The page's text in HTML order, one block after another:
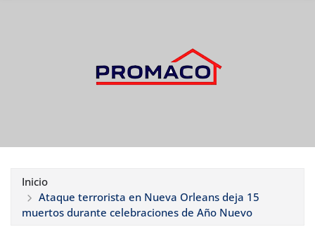
Inicio
Ataque terrorista en Nueva Orleans deja 15
muertos durante celebraciones de Año Nuevo